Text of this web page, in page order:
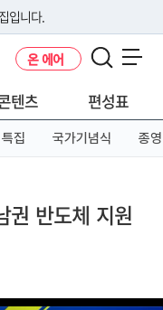
입니다.
용하고 있다면 아래 URL에
온 에어
텐츠 편성표
특집 국가기념식 종영
권 반도체 지원